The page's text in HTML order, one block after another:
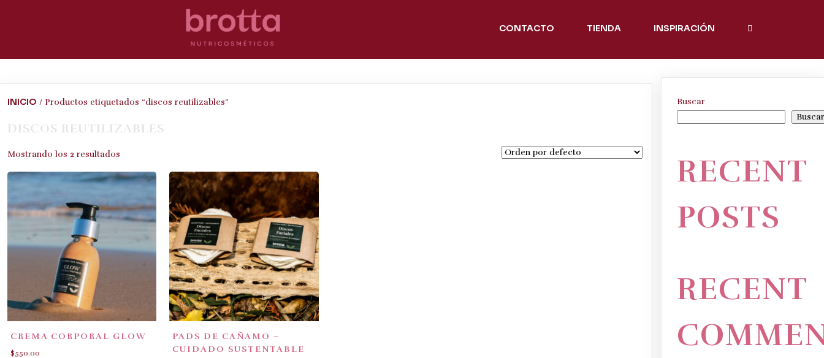
CONTACTO TIENDA INSPIRACIÓN
INICIO / Productos etiquetados “discos reutilizables”
DISCOS REUTILIZABLES
Mostrando los 2 resultados
CREMA CORPORAL GLOW
$550.00
PADS DE CAÑAMO –
CUIDADO SUSTENTABLE
Buscar
Buscar
RECENT
POSTS
RECENT